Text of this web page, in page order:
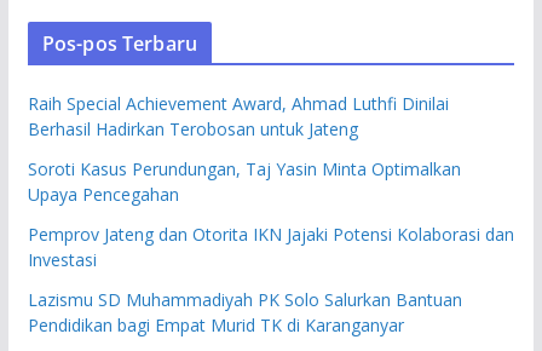
Pos-pos Terbaru
Raih Special Achievement Award, Ahmad Luthfi Dinilai
Berhasil Hadirkan Terobosan untuk Jateng
Soroti Kasus Perundungan, Taj Yasin Minta Optimalkan
Upaya Pencegahan
Pemprov Jateng dan Otorita IKN Jajaki Potensi Kolaborasi dan
Investasi
Lazismu SD Muhammadiyah PK Solo Salurkan Bantuan
Pendidikan bagi Empat Murid TK di Karanganyar